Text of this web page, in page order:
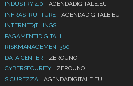
INDUSTRY 4.0
AGENDADIGITALE.EU
INFRASTRUTTURE
AGENDADIGITALE.EU
INTERNET4THINGS
PAGAMENTIDIGITALI
RISKMANAGEMENT360
DATA CENTER
ZEROUNO
CYBERSECURITY
ZEROUNO
SICUREZZA
AGENDADIGITALE.EU